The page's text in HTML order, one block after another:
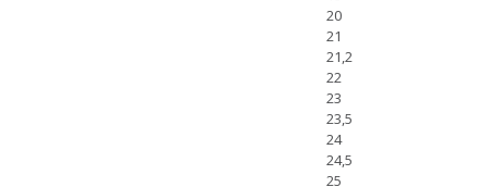
20
21
21,2
22
23
23,5
24
24,5
25